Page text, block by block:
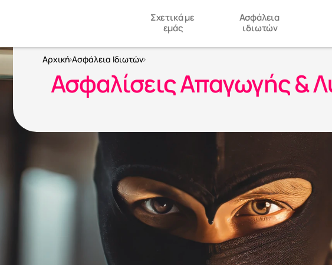
Σχετικά με
εμάς
Ασφάλεια
ιδιωτών
Αρχική Ασφάλεια Ιδιωτών
Ασφαλίσεις Απαγωγής &